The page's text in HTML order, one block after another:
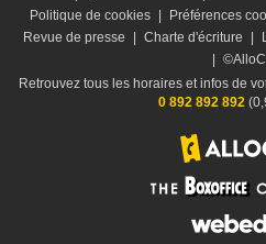
Politique de cookies
Préférences
Revue de presse
Charte d'écriture
Retrouvez tous les horaires et infos de
0 892 892 892